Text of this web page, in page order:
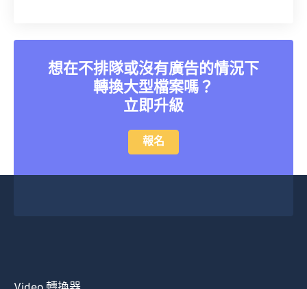
想在不排隊或沒有廣告的情況下
轉換大型檔案嗎？
立即升級
報名